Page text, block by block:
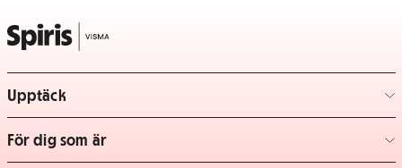
Upptäck
– klicka för att expandera lista
För dig som är
– klicka för att expandera lista